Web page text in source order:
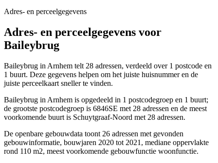
Adres- en perceelgegevens
Adres- en perceelgegevens voor
Baileybrug
Baileybrug in Arnhem telt 28 adressen, verdeeld over 1 postcode en
1 buurt. Deze gegevens helpen om het juiste huisnummer en de
juiste perceelkaart sneller te vinden.
Baileybrug in Arnhem is opgedeeld in 1 postcodegroep en 1 buurt;
de grootste postcodegroep is 6846SE met 28 adressen en de meest
voorkomende buurt is Schuytgraaf-Noord met 28 adressen.
De openbare gebouwdata toont 26 adressen met gevonden
gebouwinformatie, bouwjaren 2020 tot 2021, mediane oppervlakte
rond 110 m2, meest voorkomende gebouwfunctie woonfunctie.